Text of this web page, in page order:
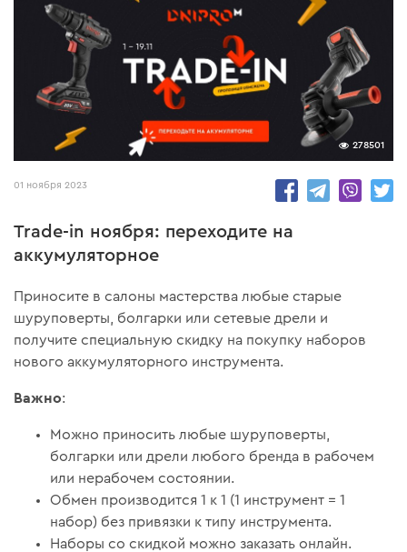
278501
01 ноября 2023
Trade-in ноября: переходите на
аккумуляторное
Приносите в салоны мастерства любые старые
шуруповерты, болгарки или сетевые дрели и
получите специальную скидку на покупку наборов
нового аккумуляторного инструмента.
Важно:
Можно приносить любые шуруповерты,
болгарки или дрели любого бренда в рабочем
или нерабочем состоянии.
Обмен производится 1 к 1 (1 инструмент = 1
набор) без привязки к типу инструмента.
Наборы со скидкой можно заказать онлайн.